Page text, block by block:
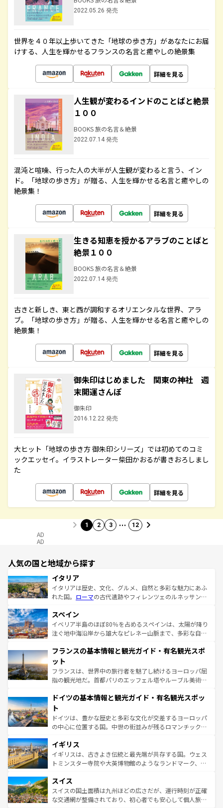
2022.05.26 発売
世界を４０年以上歩いてきた「地球の歩き方」があなたにお届
けする、人生を輝かせるフランスの名言と癒やしの絶景集
詳細を見る
人生観が変わるインドのことばと絶景
１００
BOOKS 旅の名言＆絶景
2022.07.14 発売
混沌と喧噪、行った人の大半が人生観が変わると言う、イン
ド。「地球の歩き方」が贈る、人生を輝かせる名言と癒やしの
絶景集！
詳細を見る
生きる知恵を授かるアラブのことばと
絶景１００
BOOKS 旅の名言＆絶景
2022.07.14 発売
古きと新しき、東と西が調和するオリエンタルな世界、アラ
ブ。「地球の歩き方」が贈る、人生を輝かせる名言と癒やしの
絶景集！
詳細を見る
御朱印はじめました 関東の神社 週
末開運さんぽ
御朱印
2016.12.22 発売
大ヒット「地球の歩き方 御朱印シリーズ」では初めてのコミ
ックエッセイ。イラストレーター柴田かおるが書きおろしまし
た
詳細を見る
1 2 3 … 12
AD
AD
人気の国と地域から探す
イタリア
イタリアは歴史、文化、グルメ、自然と多彩な魅力にあふ
れた国。 ローマの古代遺跡やフィレンツェのルネッサンス
ろん、トスカーナの美しい田園風景やアマルフィ海岸の絶
景など、自然景観も見逃せない。観光の合間には、本場の
ピザやパスタなど、絶品のイタリア料理を堪能することも
ませてくれるイタリアで、忘れられない旅をしてみよう！
なお、新着のイタリア情報は
しい。
スペイン
イベリア半島のほぼ80％を占めるスペインは、太陽が降り
注ぐ地中海沿岸から雄大なピレネー山脈まで、多彩な自然
文化が根付くこの国では、情熱的なフラメンコ、熱気あふ
れる闘牛、そして美味しいタパスが生活の一部となってい
る。首都マドリードの洗練された雰囲気や、バルセロナの
アートに溢れた街角から、地方では古代ローマ遺跡や中世
せる。地方によって風土や気候が異なるスペインはその個
ンテンツ一覧 を参照してほしい。
フランスの基本情報と観光ガイド・有名観光スポ
ット
フランスは、世界中の旅行者を魅了し続けるヨーロッパ屈
指の観光地だ。首都パリのエッフェル塔やルーブル美術館
で、幅広い魅力が詰まっている。華麗な宮殿、歴史的な大
聖堂、美しいビーチ、そして豊かな自然が、訪れる者を心
から魅了する。また、フランスは美食の国としても知ら
れ、フランス料理はユネスコ無形文化遺産にも登録されて
香り高いラベンダー畑など、多彩な楽しみ方が可能だ。さ
らに、パリ以外の地域にも魅力が溢れており、どの街角に
も豊かな歴史と文化が息づいている。パリ以外の個性あふ
を参照してほしい。
ドイツの基本情報と観光ガイド・有名観光スポッ
ト
ドイツは、豊かな歴史と多彩な文化が交差するヨーロッパ
の中心に位置する国。中世の街並みが残るロマンチック街
顔を持つこの国は、どこを歩いても飽きることがない。ベ
ルリンの文化的活気、バイエルン州のアルプスの絶景、そ
してライン川沿いのワイン畑といった風景は必見。ビール
は、お酒好きな人にはぜひ体験してほしい。 なお、新着の
ドイツ情報はコンテンツ一覧を参照してほしい。
イギリス
イギリスは、古きよき伝統と最先端が共存する国。ウェス
トミンスター寺院や大英博物館のようなランドマーク、歴
リアごとに異なる魅力がある。また、優雅なアフタヌーン
ティー、ビール好きにはたまらない英国パブ、サッカー観
戦など、本場だからこそできる体験も豊富。イギリスを旅
スイス
スイスの国土面積は九州ほどの広さだが、運行時刻が正確
な交通網が整備されており、初心者でも安心して個人旅行